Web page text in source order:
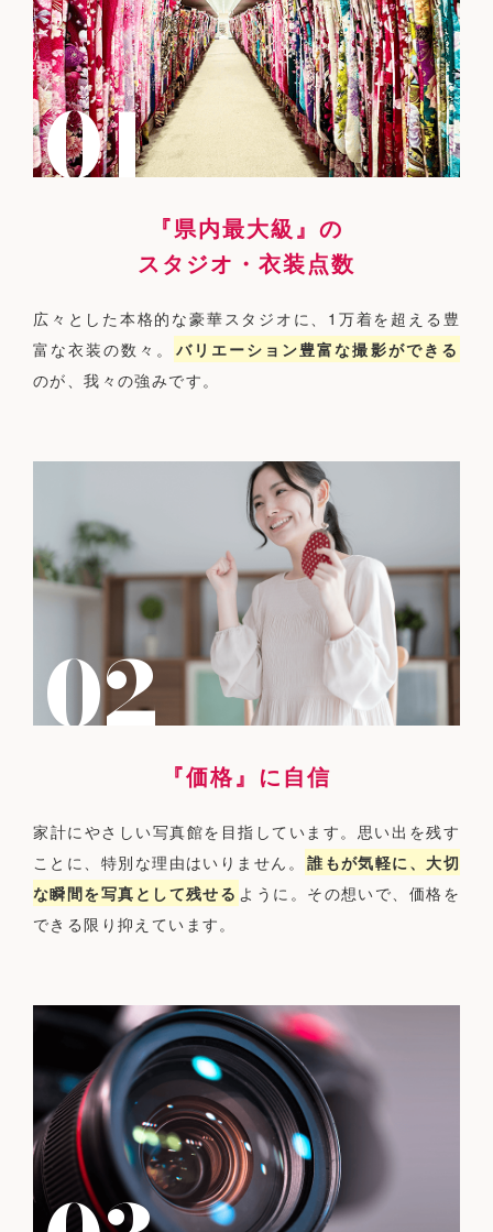
『県内最大級』の
スタジオ・衣装点数
広々とした本格的な豪華スタジオに、1万着を超える豊
富な衣装の数々。 バリエーション豊富な撮影ができる
のが、我々の強みです。
『価格』に自信
家計にやさしい写真館を目指しています。思い出を残す
ことに、特別な理由はいりません。 誰もが気軽に、大切
な瞬間を写真として残せる ように。その想いで、価格を
できる限り抑えています。